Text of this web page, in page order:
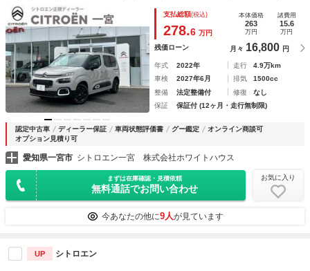
トエアコン ＡｐｐｌｅＣａｒＰｌａｙ ＡｎｄｒｏｉｄＡｕ
ｔｏ ブラインドスポットモニター Ｌ
支払総額(税込)
278.6 万円
本体価格
263
万円
諸費用
15.6
万円
残価ローン 月々 16,800 円
年式 2022年 走行
4.9万km
車検
2027年6月 排気
1500cc
整備
法定整備付 修復
なし
保証
保証付 (12ヶ月・走行無制限)
認定中古車 ディーラー保証 車両状態評価書 グー鑑定
オンライン商談可
オプション見積り可
愛知県一宮市 シトロエン一宮 株式会社ホワイトハウス
まずは在庫確認・見積依頼
無料通話でお問い合わせ
お気に入り
今あなたの他に9人が見ています
UP シトロエン